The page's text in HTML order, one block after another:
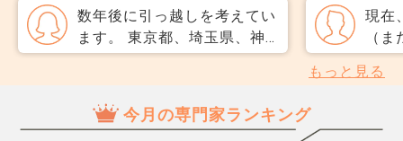
だと思うのですが、友人には
専任をおすすめされました。
それぞれメリットデメリット
直、
の
だ、
スコ
数年後に引っ越しを考えてい
ます。 東京都、埼玉県、神
奈川県で、比較的災害に強い
ットで調べて大体のエリアは
ピックアップしているのです
現在
（
輪」
戸の
もっと見る
今月の専門家ランキング